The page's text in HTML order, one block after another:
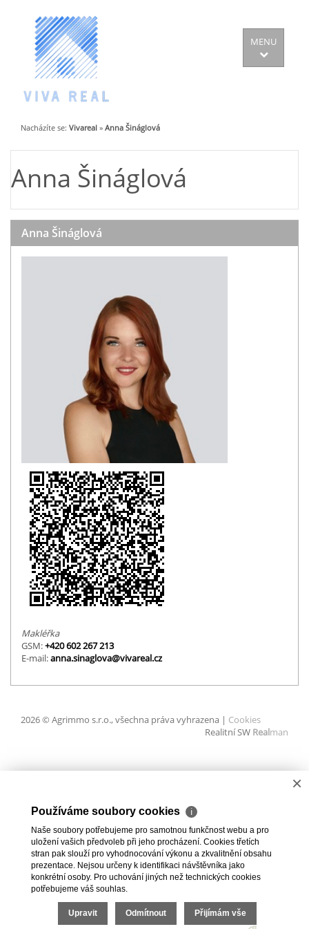
MENU
Nacházíte se: Vivareal » Anna Šináglová
Anna Šináglová
Anna Šináglová
Makléřka
GSM:+420 602 267 213
E-mail:anna.sinaglova@vivareal.cz
2026 © Agrimmo s.r.o., všechna práva vyhrazena | Cookies
Realitní SW Realman
×
Používáme soubory cookies ℹ
Naše soubory potřebujeme pro samotnou funkčnost webu a pro
uložení vašich předvoleb při jeho procházení. Cookies třetích
stran pak slouží pro vyhodnocování výkonu a zkvalitnění obsahu
prezentace. Nejsou určeny k identifikaci návštěvníka jako
konkrétní osoby. Pro uchování jiných než technických cookies
potřebujeme váš souhlas.
Upravit Odmítnout Přijímám vše